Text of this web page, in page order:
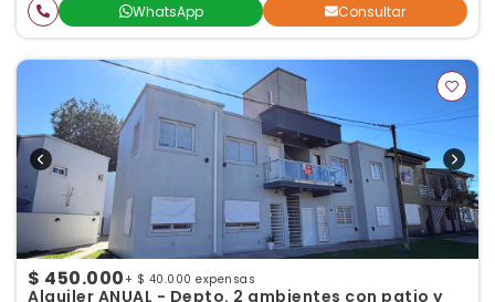
WhatsApp Consultar
$ 450.000 + $ 40.000 expensas
Alquiler ANUAL - Depto. 2 ambientes con patio y